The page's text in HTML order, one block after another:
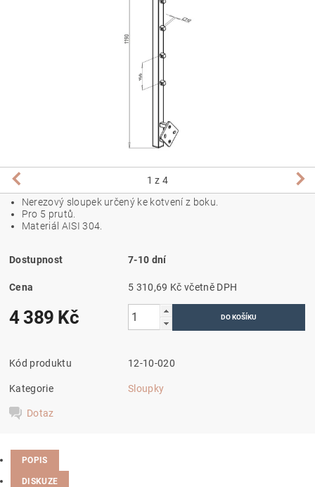
1 z 4
Nerezový sloupek určený ke kotvení z boku.
Pro 5 prutů.
Materiál AISI 304.
Dostupnost 7-10 dní
Cena 5 310,69 Kč včetně DPH
4 389 Kč
Kód produktu 12-10-020
Kategorie Sloupky
Dotaz
POPIS
DISKUZE